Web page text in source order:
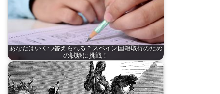
あなたはいくつ答えられる？スペイン国籍取得のため
の試験に挑戦！